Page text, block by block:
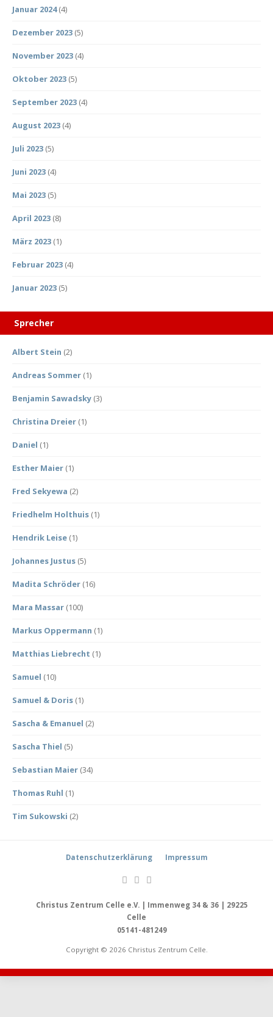
Januar 2024(4)
Dezember 2023 (5)
November 2023 (4)
Oktober 2023 (5)
September 2023 (4)
August 2023 (4)
Juli 2023 (5)
Juni 2023 (4)
Mai 2023 (5)
April 2023 (8)
März 2023 (1)
Februar 2023 (4)
Januar 2023 (5)
Sprecher
Albert Stein (2)
Andreas Sommer (1)
Benjamin Sawadsky (3)
Christina Dreier (1)
Daniel (1)
Esther Maier (1)
Fred Sekyewa (2)
Friedhelm Holthuis (1)
Hendrik Leise (1)
Johannes Justus (5)
Madita Schröder (16)
Mara Massar (100)
Markus Oppermann (1)
Matthias Liebrecht (1)
Samuel (10)
Samuel & Doris (1)
Sascha & Emanuel (2)
Sascha Thiel (5)
Sebastian Maier (34)
Thomas Ruhl (1)
Tim Sukowski (2)
Datenschutzerklärung Impressum
Christus Zentrum Celle e.V. | Immenweg 34 & 36 | 29225
Celle
05141-481249
Copyright © 2026 Christus Zentrum Celle.